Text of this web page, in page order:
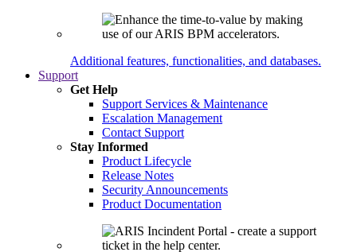
Additional features, functionalities, and databases.
Support
Get Help
Support Services & Maintenance
Escalation Management
Contact Support
Stay Informed
Product Lifecycle
Release Notes
Security Announcements
Product Documentation